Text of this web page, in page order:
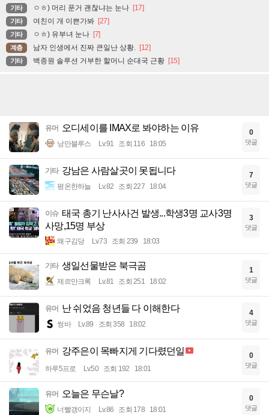
기타 ㅇㅎ) 머리 푼거 괜찮냐는 눈나 [17]
기타 여친이 개 이쁜가봐 [27]
기타 ㅇㅎ) 유부녀 눈나 [7]
계층 남자 인생에서 진짜 큰일난 상황. [12]
기타 백종원 솔루션 거부한 할머니 순대국 근황 [15]
유머 오디세이를 IMAX로 봐야하는 이유
낭만블루스 Lv.91 조회 116 18:05
0
댓글
기타 강남은 사람살곳이 못됩니다
평온한하늘 Lv.82 조회 227 18:04
7
댓글
이슈 태국 총기 난사사건 발생...학생3명 교사3명
사망,15명 부상
왜구김당 Lv.73 조회 239 18:03
3
댓글
기타 생일선물받은 북극곰
제르만크록 Lv.81 조회 251 18:02
1
댓글
유머 난 쉬었음 청년들 다 이해한다
썽바 Lv.89 조회 358 18:02
4
댓글
유머 강주은이 목빠지게 기다렸던일
하루5프로 Lv.50 조회 192 18:01
0
댓글
유머 오늘은 무슨날?
너빨갱이지 Lv.86 조회 178 18:01
0
댓글